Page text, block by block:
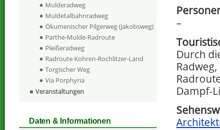
–
Durch
Dampf-
Mulderadweg
Muldetalbahnradweg
Ökumenischer Pilgerweg (Jakobsweg)
Parthe-Mulde-Radroute
Pleißeradweg
Radroute Kohren-Rochlitzer-Land
Torgischer Weg
Via Porphyria
Veranstaltungen
Daten & Informationen